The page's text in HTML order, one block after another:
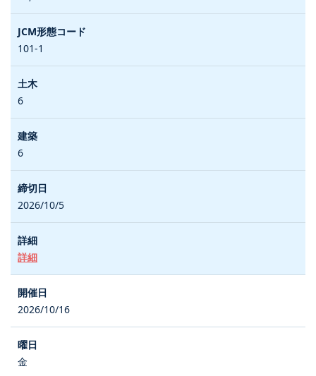
101-1
6
6
2026/10/5
詳細
2026/10/16
金